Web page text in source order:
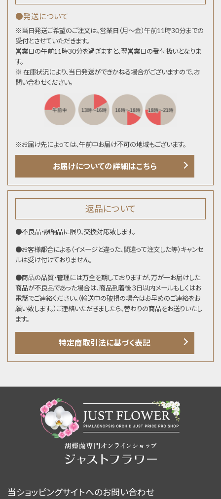
●発送について
※当日発送ご希望のご注文は、営業日（月～金）午前11時30分までの
受付とさせていただきます。
営業日の午前11時30分を過ぎますと、翌営業日の受付扱いとなりま
す。
※ 在庫状況により、当日発送ができかねる場合がございますので、お
問い合わせください。
※お届け先によっては、午前中お届け不可の地域もございます。
お届けについての詳細はこちら
返品について
●不良品・誤納品に限り、交換対応致します。
●お客様都合による（イメージと違った、間違って注文した等）キャンセ
ルは受け付けておりません。
●商品の品質・管理には万全を期しておりますが、万が一お届けした
商品が不良品であった場合は、商品到着後３日以内メールもしくはお
電話でご連絡ください。（輸送中の破損の場合はお早めのご連絡をお
願い致します。）ご連絡いただきましたら、替わりの商品をお送りいたし
ます。
特定商取引法に基づく表記
当ショッピングサイトへのお問い合わせ